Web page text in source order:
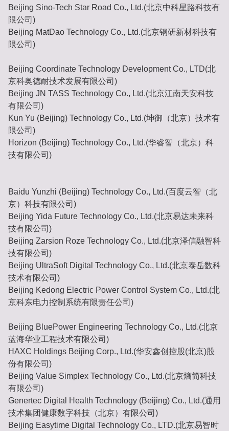
Beijing Sino-Tech Star Road Co., Ltd.(北京中科星路科技有
限公司)
Beijing MatDao Technology Co., Ltd.(北京钢研新材科技有
限公司)
Beijing Coordinate Technology Development Co., LTD(北
京科奥德耐技术发展有限公司)
Beijing JN TASS Technology Co., Ltd.(北京江南天安科技
有限公司)
Kun Yu (Beijing) Technology Co., Ltd.(坤御（北京）技术有
限公司)
Horizon (Beijing) Technology Co., Ltd.(华睿智（北京）科
技有限公司)
Baidu Yunzhi (Beijing) Technology Co., Ltd.(百度云智（北
京）科技有限公司)
Beijing Yida Future Technology Co., Ltd.(北京易达未来科
技有限公司)
Beijing Zarsion Roze Technology Co., Ltd.(北京泽信融智科
技有限公司)
Beijing UltraSoft Digital Technology Co., Ltd.(北京泰岳数科
技术有限公司)
Beijing Kedong Electric Power Control System Co., Ltd.(北
京科东电力控制系统有限责任公司)
Beijing BluePower Engineering Technology Co., Ltd.(北京
蓝海华业工程技术有限公司)
HAXC Holdings Beijing Corp., Ltd.(华安鑫创控股(北京)股
份有限公司)
Beijing Value Simplex Technology Co., Ltd.(北京熵简科技
有限公司)
Genertec Digital Health Technology (Beijing) Co., Ltd.(通用
技术集团健康数字科技（北京）有限公司)
Beijing Easytime Digital Technology Co., LTD.(北京易智时